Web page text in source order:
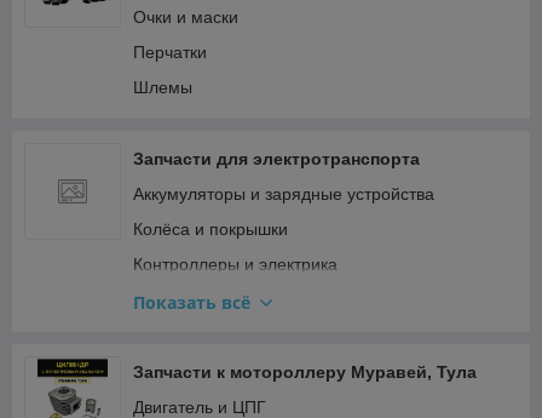
Очки и маски
Перчатки
Шлемы
Запчасти для электротранспорта
Аккумуляторы и зарядные устройства
Колёса и покрышки
Контроллеры и электрика
Мотор-колёса и двигатели
Показать всё
Запчасти к мотороллеру Муравей, Тула
Двигатель и ЦПГ